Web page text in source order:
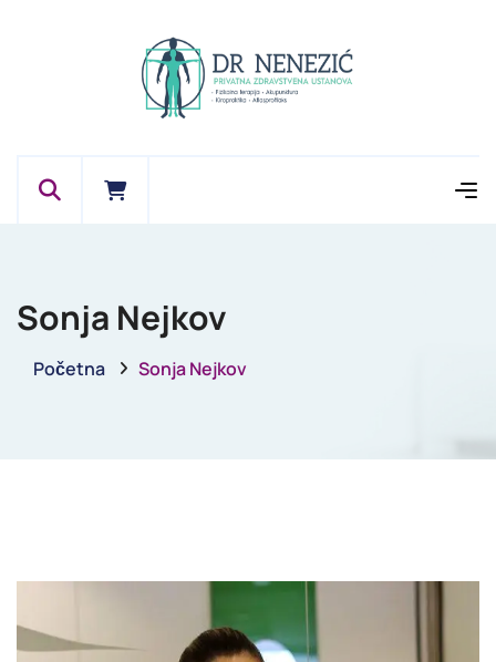
Sonja Nejkov
Početna Sonja Nejkov